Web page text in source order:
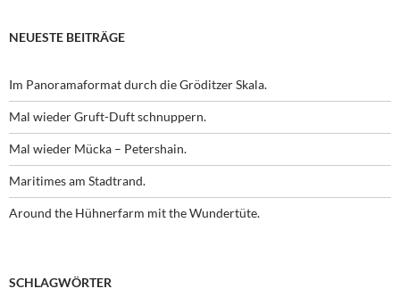
NEUESTE BEITRÄGE
Im Panoramaformat durch die Gröditzer Skala.
Mal wieder Gruft-Duft schnuppern.
Mal wieder Mücka – Petershain.
Maritimes am Stadtrand.
Around the Hühnerfarm mit the Wundertüte.
SCHLAGWÖRTER